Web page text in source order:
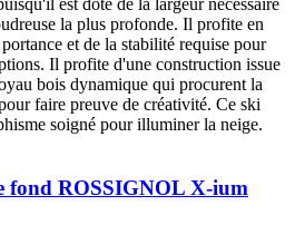
est doté de la largeur nécessaire
la plus profonde. Il profite en
et de la stabilité requise pour
Il profite d'une construction issue
bois dynamique qui procurent la
faire preuve de créativité. Ce ski
soigné pour illuminer la neige.
fond ROSSIGNOL X-ium